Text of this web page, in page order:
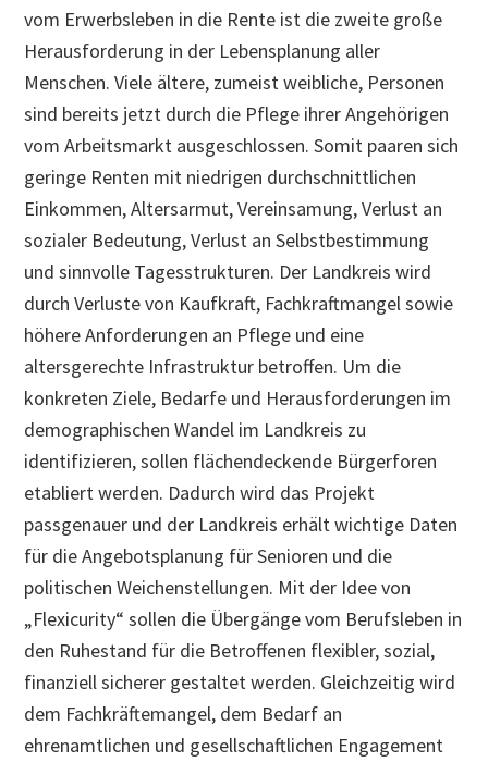
vom Erwerbsleben in die Rente ist die zweite große
Herausforderung in der Lebensplanung aller
Menschen. Viele ältere, zumeist weibliche, Personen
sind bereits jetzt durch die Pflege ihrer Angehörigen
vom Arbeitsmarkt ausgeschlossen. Somit paaren sich
geringe Renten mit niedrigen durchschnittlichen
Einkommen, Altersarmut, Vereinsamung, Verlust an
sozialer Bedeutung, Verlust an Selbstbestimmung
und sinnvolle Tagesstrukturen. Der Landkreis wird
durch Verluste von Kaufkraft, Fachkraftmangel sowie
höhere Anforderungen an Pflege und eine
altersgerechte Infrastruktur betroffen. Um die
konkreten Ziele, Bedarfe und Herausforderungen im
demographischen Wandel im Landkreis zu
identifizieren, sollen flächendeckende Bürgerforen
etabliert werden. Dadurch wird das Projekt
passgenauer und der Landkreis erhält wichtige Daten
für die Angebotsplanung für Senioren und die
politischen Weichenstellungen. Mit der Idee von
„Flexicurity“ sollen die Übergänge vom Berufsleben in
den Ruhestand für die Betroffenen flexibler, sozial,
finanziell sicherer gestaltet werden. Gleichzeitig wird
dem Fachkräftemangel, dem Bedarf an
ehrenamtlichen und gesellschaftlichen Engagement